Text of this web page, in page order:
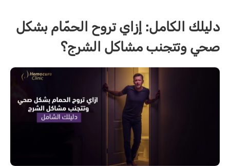
دليلك الكامل: إزاي تروح الحمّام بشكل
صحي وتتجنب مشاكل الشرج؟